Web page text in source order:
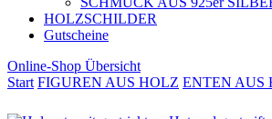
HOLZSCHILDER
Gutscheine
Online-Shop Übersicht
Start FIGUREN AUS HOLZ ENTEN AUS